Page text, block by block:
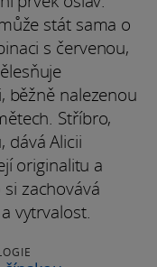
stát sama o
s červenou,
běžně nalezenou
Stříbro,
dává Alicii
originalitu a
zachovává
vytrvalost.